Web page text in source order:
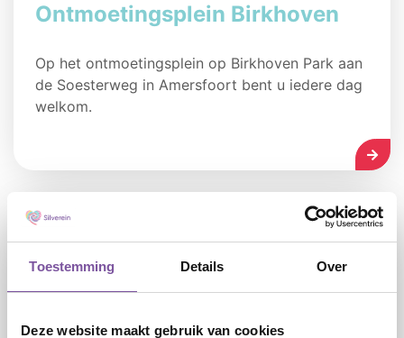
Toestemming Details Over
Deze website maakt gebruik van cookies
Ontmoetingsplein Birkhoven
Op het ontmoetingsplein op Birkhoven Park aan
de Soesterweg in Amersfoort bent u iedere dag
welkom.